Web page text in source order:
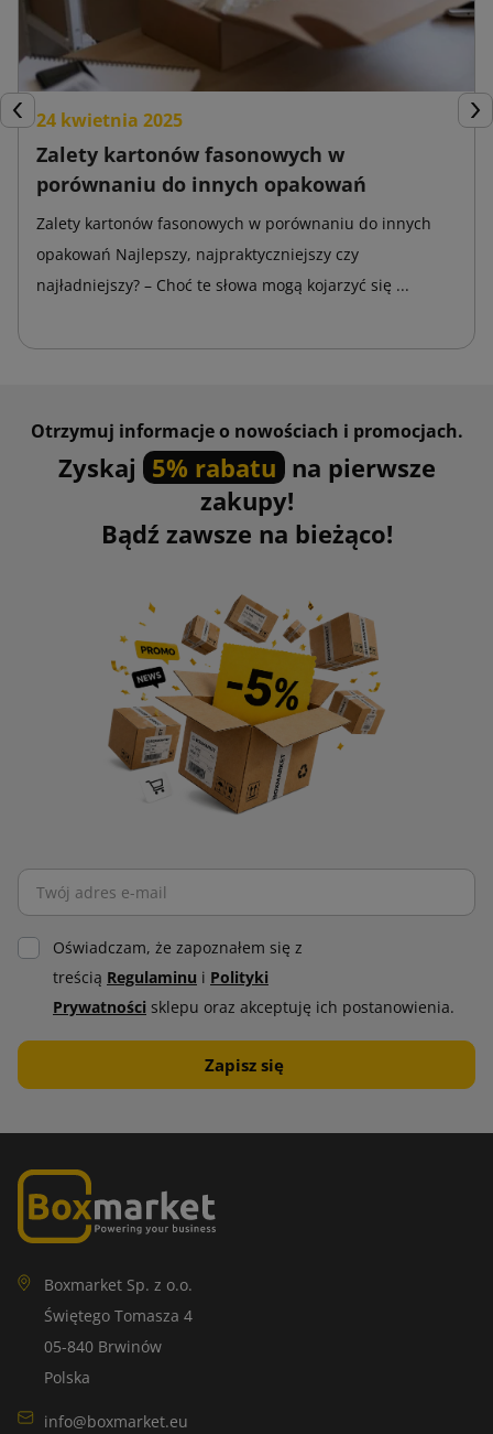
Poprzedni
24 kwietnia 2025
Zalety kartonów fasonowych w
porównaniu do innych opakowań
Zalety kartonów fasonowych w porównaniu do innych
opakowań Najlepszy, najpraktyczniejszy czy
najładniejszy? – Choć te słowa mogą kojarzyć się ...
Otrzymuj informacje o nowościach i promocjach.
Zyskaj 5% rabatu na pierwsze
zakupy!
Bądź zawsze na bieżąco!
Oświadczam, że zapoznałem się z
treścią Regulaminu i Polityki
Prywatności sklepu oraz akceptuję ich postanowienia.
Boxmarket Sp. z o.o.
Świętego Tomasza 4
05-840 Brwinów
Polska
info@boxmarket.eu